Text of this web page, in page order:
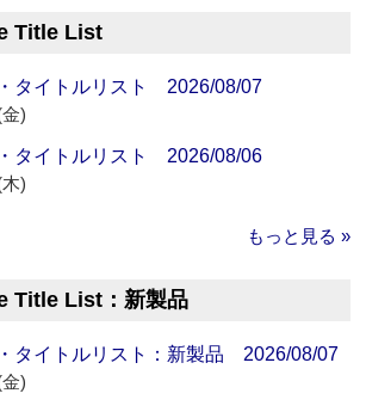
Title List
タイトルリスト 2026/08/07
)
タイトルリスト 2026/08/06
)
もっと見る »
Title List：新製品
タイトルリスト：新製品 2026/08/07
)